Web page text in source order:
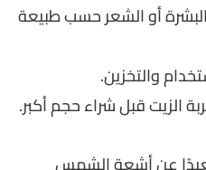
أو الشعر حسب طبيعة
والتخزين.
الزيت قبل شراء حجم أكبر.